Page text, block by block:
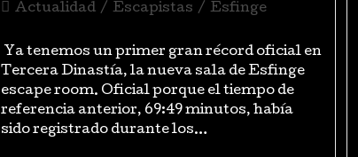
Actualidad / Escapistas / Esfinge
Ya tenemos un primer gran récord oficial en
Tercera Dinastía, la nueva sala de Esfinge
escape room. Oficial porque el tiempo de
referencia anterior, 69:49 minutos, había
sido registrado durante los…